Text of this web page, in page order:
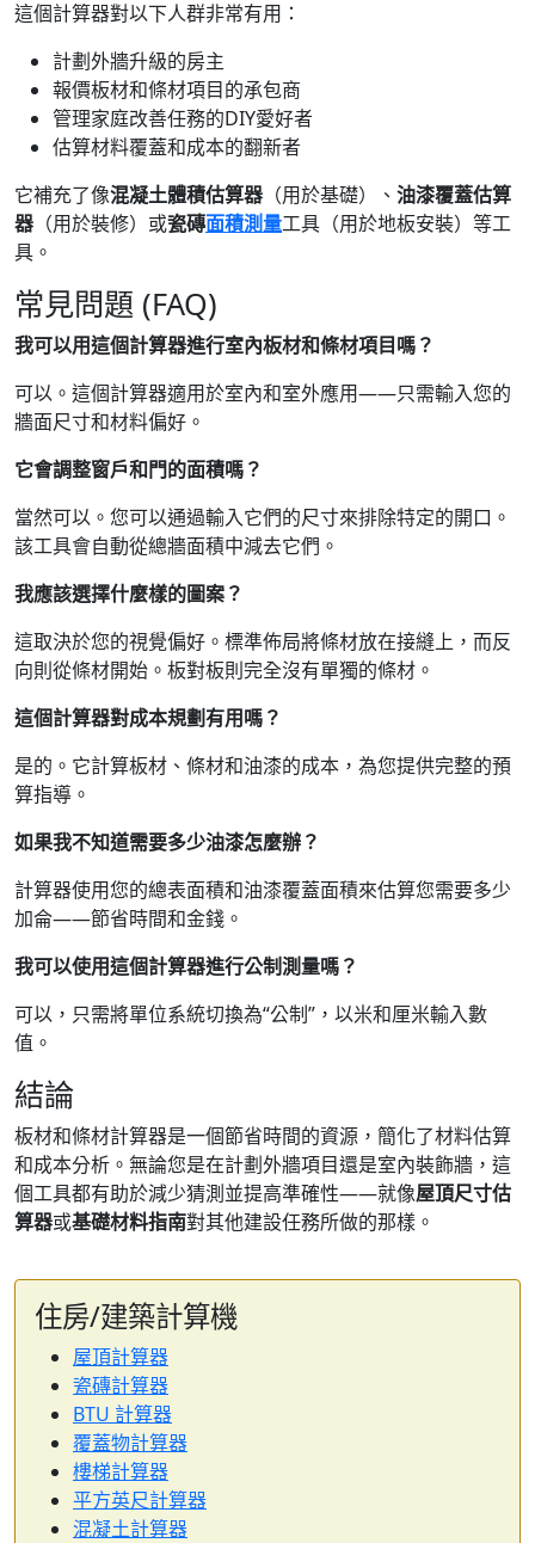
這個計算器對以下人群非常有用：
計劃外牆升級的房主
報價板材和條材項目的承包商
管理家庭改善任務的DIY愛好者
估算材料覆蓋和成本的翻新者
它補充了像混凝土體積估算器 （用於基礎）、 油漆覆蓋估算
器 （用於裝修）或瓷磚面積測量工具（用於地板安裝）等工
具。
常見問題 (FAQ)
我可以用這個計算器進行室內板材和條材項目嗎？
可以。這個計算器適用於室內和室外應用——只需輸入您的
牆面尺寸和材料偏好。
它會調整窗戶和門的面積嗎？
當然可以。您可以通過輸入它們的尺寸來排除特定的開口。
該工具會自動從總牆面積中減去它們。
我應該選擇什麼樣的圖案？
這取決於您的視覺偏好。標準佈局將條材放在接縫上，而反
向則從條材開始。板對板則完全沒有單獨的條材。
這個計算器對成本規劃有用嗎？
是的。它計算板材、條材和油漆的成本，為您提供完整的預
算指導。
如果我不知道需要多少油漆怎麼辦？
計算器使用您的總表面積和油漆覆蓋面積來估算您需要多少
加侖——節省時間和金錢。
我可以使用這個計算器進行公制測量嗎？
可以，只需將單位系統切換為“公制”，以米和厘米輸入數
值。
結論
板材和條材計算器是一個節省時間的資源，簡化了材料估算
和成本分析。無論您是在計劃外牆項目還是室內裝飾牆，這
個工具都有助於減少猜測並提高準確性——就像屋頂尺寸估
算器或基礎材料指南對其他建設任務所做的那樣。
住房/建築計算機
屋頂計算器
瓷磚計算器
BTU 計算器
覆蓋物計算器
樓梯計算器
平方英尺計算器
混凝土計算器